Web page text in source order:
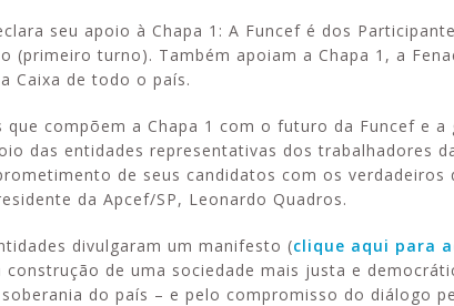
seu apoio à Chapa 1: A Funcef é dos
(primeiro turno). Também apoiam a Chapa 1, a
Caixa de todo o país.
compõem a Chapa 1 com o futuro da Funcef e
das entidades representativas dos trabalhadores
de seus candidatos com os
da Apcef/SP, Leonardo Quadros.
divulgaram um manifesto (clique aqui para
de uma sociedade mais justa e
do país – e pelo compromisso do diálogo